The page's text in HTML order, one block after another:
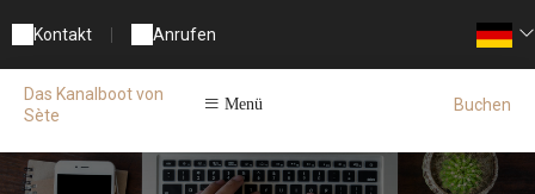
Kontakt Anrufen
Das Kanalboot von
Sète
Menü Buchen